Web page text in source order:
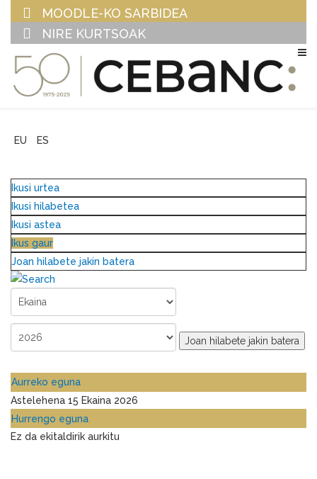
MOODLE-KO SARBIDEA
NIRE KURTSOAK
EU ES
Ikusi urtea
Ikusi hilabetea
Ikusi astea
Ikus gaur
Joan hilabete jakin batera
Joan hilabete jakin batera
Aurreko eguna
Astelehena 15 Ekaina 2026
Hurrengo eguna
Ez da ekitaldirik aurkitu